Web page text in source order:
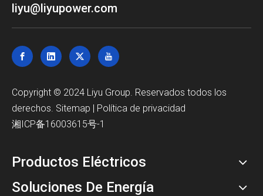
liyu@liyupower.com
Copyright © 2024 Liyu Group. Reservados todos los
derechos. Sitemap | Política de privacidad
湘ICP备16003615号-1
Productos Eléctricos
Soluciones De Energía